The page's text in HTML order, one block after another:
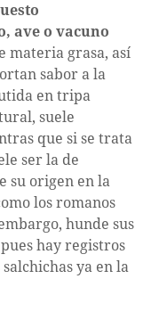
ave o vacuno
materia grasa, así
sabor a la
en tripa
suele
que si se trata
ser la de
su origen en la
los romanos
hunde sus
hay registros
ya en la